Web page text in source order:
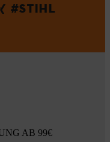
#STIHL
AB 99€